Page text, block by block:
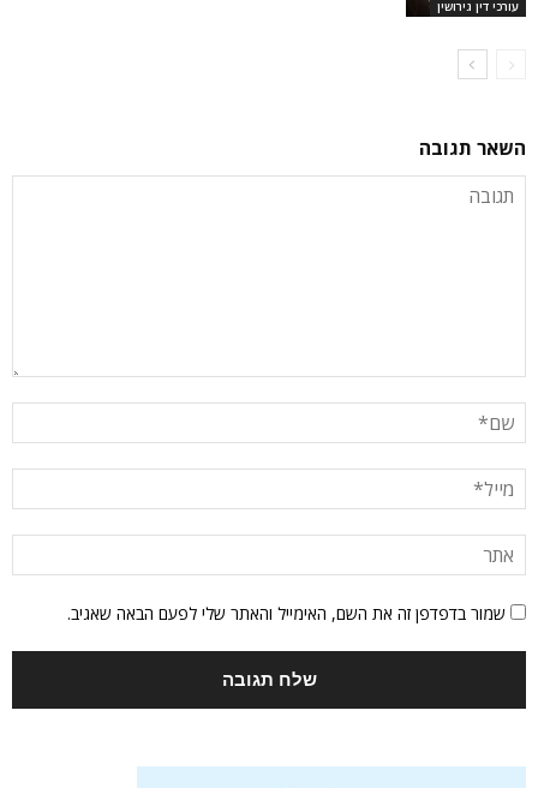
עורכי דין גירושין
השאר תגובה
שמור בדפדפן זה את השם, האימייל והאתר שלי לפעם הבאה שאגיב.